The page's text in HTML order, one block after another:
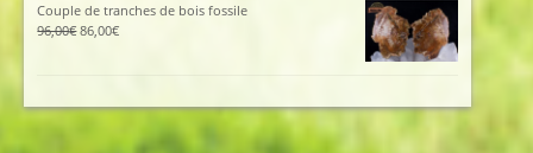
Couple de tranches de bois fossile
96,00€Le
96,00€.
86,00€Le
86,00€.